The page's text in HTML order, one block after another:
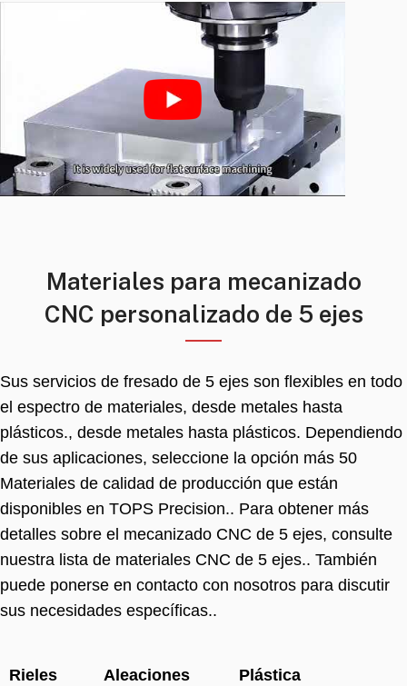
Materiales para mecanizado
CNC personalizado de 5 ejes
Sus servicios de fresado de 5 ejes son flexibles en todo
el espectro de materiales, desde metales hasta
plásticos., desde metales hasta plásticos. Dependiendo
de sus aplicaciones, seleccione la opción más 50
Materiales de calidad de producción que están
disponibles en TOPS Precision.. Para obtener más
detalles sobre el mecanizado CNC de 5 ejes, consulte
nuestra lista de materiales CNC de 5 ejes.. También
puede ponerse en contacto con nosotros para discutir
sus necesidades específicas..
Rieles Aleaciones Plástica